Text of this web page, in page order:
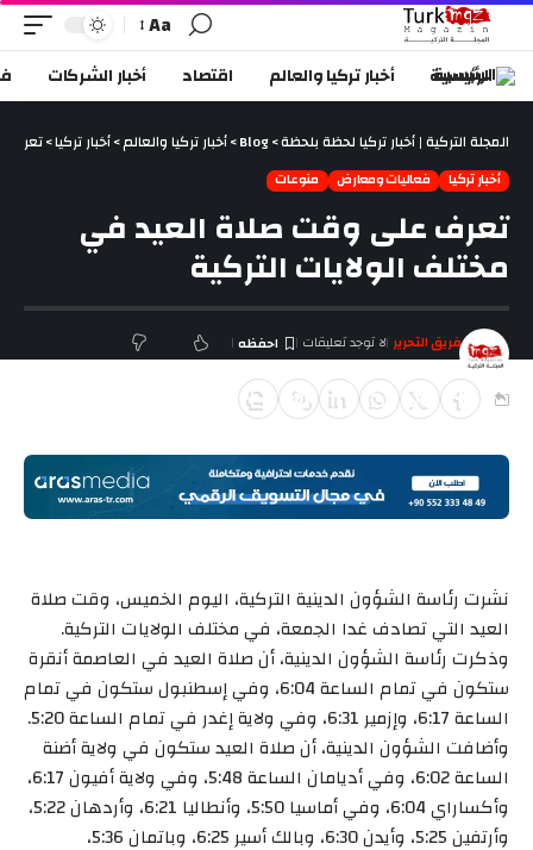
Aa
الرئيسية أخبار تركيا والعالم اقتصاد أخبار الشركات
المجلة التركية | أخبار تركيا لحظة بلحظة>
Blog
>أخبار تركيا والعالم>أخبار تركيا>تعرف
أخبار تركيا فعاليات ومعارض منوعات
تعرف على وقت صلاة العيد في
مختلف الولايات التركية
آخر تحديث ديسمبر 16, 2025 6:44 م
فريق التحرير لا توجد تعليقات
نشرت رئاسة الشؤون الدينية التركية، اليوم الخميس، وقت صلاة
العيد التي تصادف غدا الجمعة، في مختلف الولايات التركية.
وذكرت رئاسة الشؤون الدينية، أن صلاة العيد في العاصمة أنقرة
ستكون في تمام الساعة 6:04، وفي إسطنبول ستكون في تمام
الساعة 6:17، وإزمير 6:31، وفي ولاية إغدر في تمام الساعة 5:20.
وأضافت الشؤون الدينية، أن صلاة العيد ستكون في ولاية أضنة
الساعة 6:02، وفي أديامان الساعة 5:48، وفي ولاية أفيون 6:17،
وأكساراي 6:04، وفي أماسيا 5:50، وأنطاليا 6:21، وأردهان 5:22،
وأرتفين 5:25، وأيدن 6:30، وبالك أسير 6:25، وباتمان 5:36،